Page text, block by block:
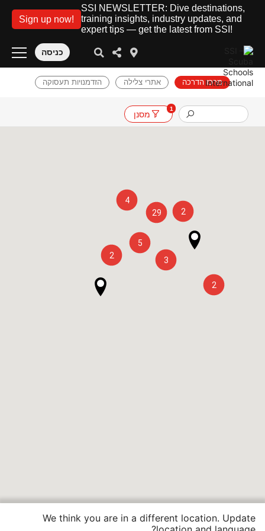
SSI NEWSLETTER: Dive destinations,
training insights, industry updates, and
expert tips — get the latest from SSI!
Sign up now!
כניסה
מרכז הדרכה אתרי צלילה הזדמנויות תעסוקה
מסנן
1
4
29
2
5
2
3
2
We think you are in a different location. Update